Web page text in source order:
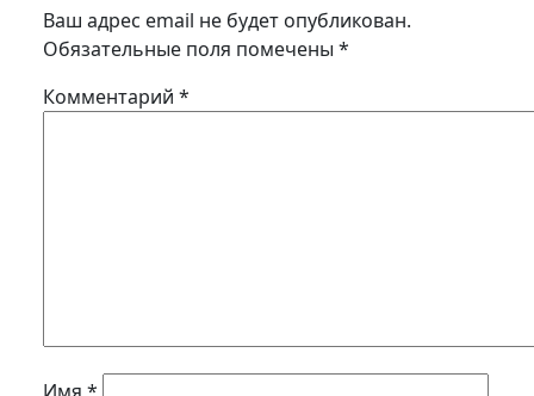
Ваш адрес email не будет опубликован.
Обязательные поля помечены *
Комментарий *